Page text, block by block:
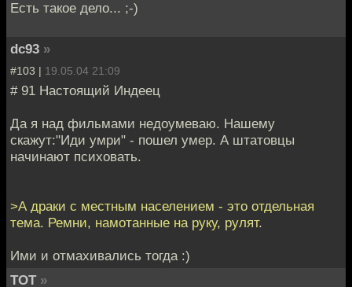
Есть такое дело... ;-)
dc93 »
#103 | 19.05.04 21:09
# 91 Настоящий Индеец
Да я над фильмами недоумеваю. Нашему
скажут:"Иди умри" - пошел умер. А штатовцы
начинают психовать.
>А драки с местным населением - это отдельная
тема. Ремни, намотанные на руку, рулят.
Ими и отмахивались тогда :)
TOT »